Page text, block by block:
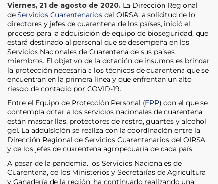
Viernes, 21 de agosto de 2020. La Dirección Regional
de Servicios Cuarentenarios del OIRSA, a solicitud de lo
directores y jefes de cuarentena de los países, inició el
proceso para la adquisición de equipo de bioseguridad, que
estará destinado al personal que se desempeña en los
Servicios Nacionales de Cuarentena de sus países
miembros. El objetivo de la dotación de insumos es brindar
la protección necesaria a los técnicos de cuarentena que se
encuentran en la primera línea y que enfrentan un alto
riesgo de contagio por COVID-19.
Entre el Equipo de Protección Personal (EPP) con el que se
contempla dotar a los servicios nacionales de cuarentena
están mascarillas, protectores de rostro, guantes y alcohol
gel. La adquisición se realiza con la coordinación entre la
Dirección Regional de Servicios Cuarentenarios del OIRSA
y de los jefes de cuarentena agropecuaria de cada país.
A pesar de la pandemia, los Servicios Nacionales de
Cuarentena, de los Ministerios y Secretarías de Agricultura
y Ganadería de la región, ha continuado realizando una